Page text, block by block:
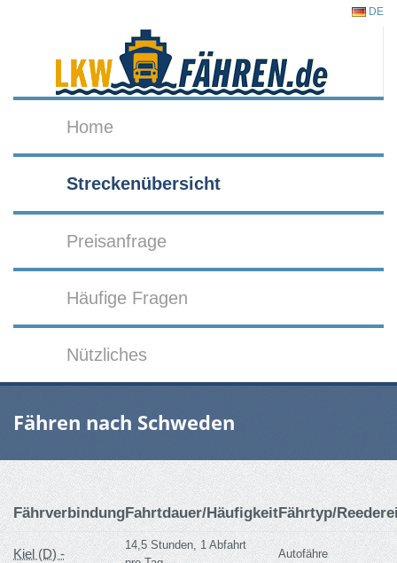
DE
Home
Streckenübersicht
Preisanfrage
Häufige Fragen
Nützliches
Fähren nach Schweden
FährverbindungFahrtdauer/HäufigkeitFährtyp/
Kiel (D) -
14,5 Stunden, 1 Abfahrt
Autofähre